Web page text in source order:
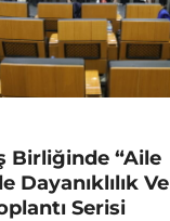
Birliğinde “Aile
Dayanıklılık Ve
Serisi